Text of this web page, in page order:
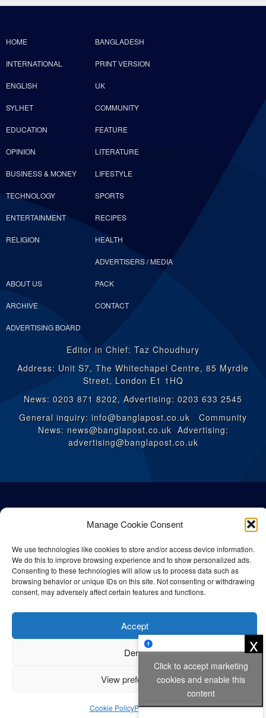
Manage Cookie Consent
We use technologies like cookies to store and/or access device information.
We do this to improve browsing experience and to show personalized ads.
Consenting to these technologies will allow us to process data such as
browsing behavior or unique IDs on this site. Not consenting or withdrawing
consent, may adversely affect certain features and functions.
Accept
Deny
View preferences
Cookie PolicyPrivacy Policy
HOME BANGLADESH
INTERNATIONAL PRINT VERSION
ENGLISH UK
SYLHET COMMUNITY
EDUCATION FEATURE
OPINION LITERATURE
BUSINESS & MONEY LIFESTYLE
TECHNOLOGY SPORTS
ENTERTAINMENT RECIPES
RELIGION HEALTH
ABOUT US
ADVERTISERS / MEDIA
PACK
ARCHIVE CONTACT
ADVERTISING BOARD
Editor in Chief: Taz Choudhury
Address: Unit S7, The Whitechapel Centre, 85 Myrdle
Street, London E1 1HQ
News: 0203 871 8202, Advertising: 0203 633 2545
General inquiry: info@banglapost.co.uk Community
News: news@banglapost.co.uk Advertising:
advertising@banglapost.co.uk
© All rights reserved Bangla Post2026| Any unauthorised use or
reproduction of our content is strictly prohibited.
Privacy Policy Cookie Policy
x
Click to accept marketing
cookies and enable this
content